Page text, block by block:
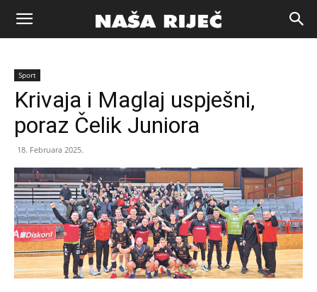
Naša
riječ
Zenica
Sport
Krivaja i Maglaj uspješni,
poraz Čelik Juniora
18. Februara 2025.